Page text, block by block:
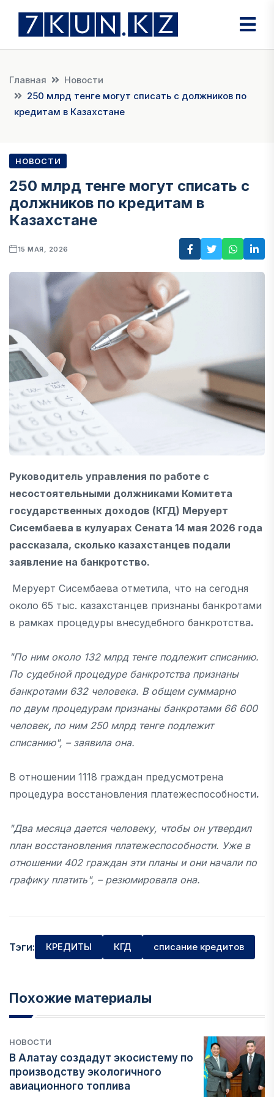
Главная
Новости
250 млрд тенге могут списать с должников по
кредитам в Казахстане
НОВОСТИ
250 млрд тенге могут списать с
должников по кредитам в
Казахстане
15 МАЯ, 2026
Руководитель управления по работе с
несостоятельными должниками Комитета
государственных доходов (КГД) Меруерт
Сисембаева в кулуарах Сената 14 мая 2026 года
рассказала, сколько казахстанцев подали
заявление на банкротство.
Меруерт Сисембаева отметила, что на сегодня
около 65 тыс. казахстанцев признаны банкротами
в рамках процедуры внесудебного банкротства.
"По ним около 132 млрд тенге подлежит списанию.
По судебной процедуре банкротства признаны
банкротами 632 человека. В общем суммарно
по двум процедурам признаны банкротами 66 600
человек, по ним 250 млрд тенге подлежит
списанию", – заявила она.
В отношении 1118 граждан предусмотрена
процедура восстановления платежеспособности.
"Два месяца дается человеку, чтобы он утвердил
план восстановления платежеспособности. Уже в
отношении 402 граждан эти планы и они начали по
графику платить", – резюмировала она.
Тэги: КРЕДИТЫ КГД списание кредитов
Похожие материалы
НОВОСТИ
В Алатау создадут экосистему по
производству экологичного
авиационного топлива